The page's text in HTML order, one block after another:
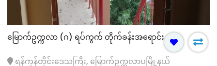
မြောက်ဥက္ကလာ (ဂ) ရပ်ကွက် တိုက်ခန်းအရောင်း
ရန်ကုန်တိုင်းဒေသကြီး, မြောက်ဥက္ကလာပမြို့နယ်